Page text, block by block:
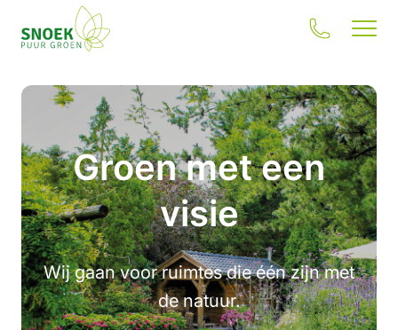
Jouw situatie
Onze oplossingen
Inspiratie
Onze impact
Groen met een
visie
Wij gaan voor ruimtes die één zijn met
de natuur.